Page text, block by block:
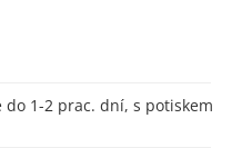
1-2 prac. dní, s potiskem